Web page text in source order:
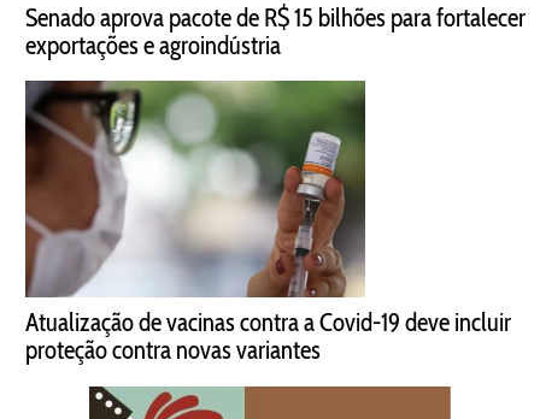
Senado aprova pacote de R$ 15 bilhões para fortalecer
exportações e agroindústria
Atualização de vacinas contra a Covid-19 deve incluir
proteção contra novas variantes